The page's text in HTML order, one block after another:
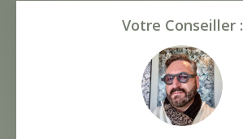
Votre Conseiller :